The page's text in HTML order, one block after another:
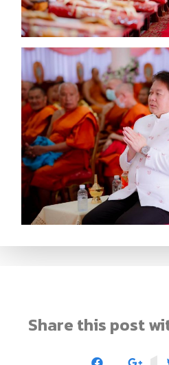
Share this post